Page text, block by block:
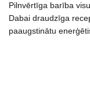
šunims
daudzums
Pilnvērtīga barība
Dabai draudzīga
paaugstinātu